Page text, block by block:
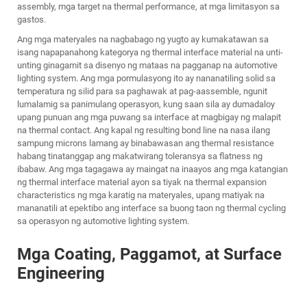
assembly, mga target na thermal performance, at mga limitasyon sa
gastos.
Ang mga materyales na nagbabago ng yugto ay kumakatawan sa
isang napapanahong kategorya ng thermal interface material na unti-
unting ginagamit sa disenyo ng mataas na pagganap na automotive
lighting system. Ang mga pormulasyong ito ay nananatiling solid sa
temperatura ng silid para sa paghawak at pag-aassemble, ngunit
lumalamig sa panimulang operasyon, kung saan sila ay dumadaloy
upang punuan ang mga puwang sa interface at magbigay ng malapit
na thermal contact. Ang kapal ng resulting bond line na nasa ilang
sampung microns lamang ay binabawasan ang thermal resistance
habang tinatanggap ang makatwirang toleransya sa flatness ng
ibabaw. Ang mga tagagawa ay maingat na inaayos ang mga katangian
ng thermal interface material ayon sa tiyak na thermal expansion
characteristics ng mga karatig na materyales, upang matiyak na
mananatili at epektibo ang interface sa buong taon ng thermal cycling
sa operasyon ng automotive lighting system.
Mga Coating, Paggamot, at Surface
Engineering